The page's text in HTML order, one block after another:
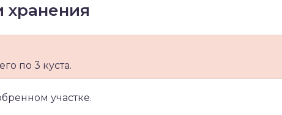
хранения
по 3 куста.
участке.